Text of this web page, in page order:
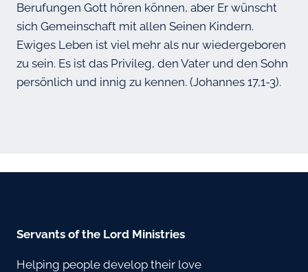
Berufungen Gott hören können, aber Er wünscht
sich Gemeinschaft mit allen Seinen Kindern.
Ewiges Leben ist viel mehr als nur wiedergeboren
zu sein. Es ist das Privileg, den Vater und den Sohn
persönlich und innig zu kennen. (Johannes 17,1-3).
Servants of the Lord Ministries
Helping people develop their love